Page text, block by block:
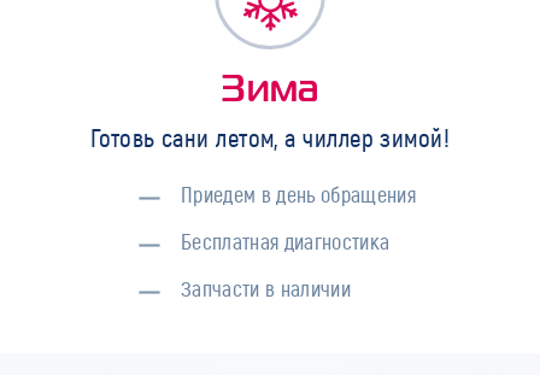
Зима
Готовь сани летом, а чиллер зимой!
Приедем в день обращения
Бесплатная диагностика
Запчасти в наличии